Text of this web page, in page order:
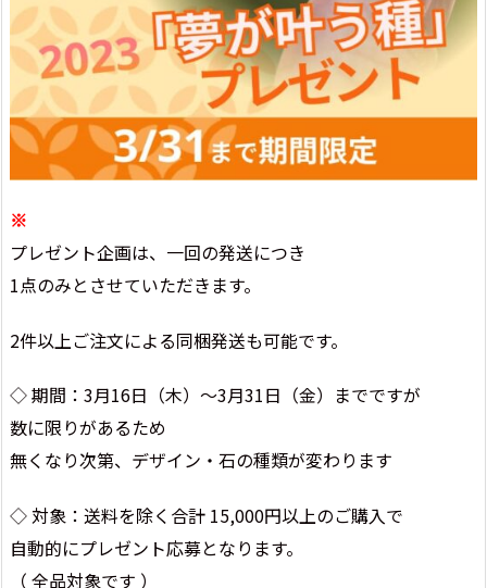
※
プレゼント企画は、一回の発送につき
1点のみとさせていただきます。
2件以上ご注文による同梱発送も可能です。
◇ 期間：3月16日（木）～3月31日（金）までですが
数に限りがあるため
無くなり次第、デザイン・石の種類が変わります
◇ 対象：送料を除く合計 15,000円以上のご購入で
自動的にプレゼント応募となります。
（ 全品対象です ）